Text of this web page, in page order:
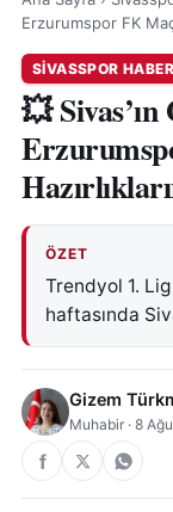
Erzurumspor FK
SIVASSPOR
💥
ÖZET
Trendyol 1.
haftasında
Gizem
Muhabir · 8